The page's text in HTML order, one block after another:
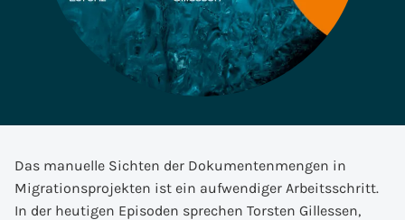
Das manuelle Sichten der Dokumentenmengen in
Migrationsprojekten ist ein aufwendiger Arbeitsschritt.
In der heutigen Episoden sprechen Torsten Gillessen,